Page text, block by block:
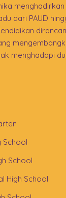
dari PAUD
menghadapi
School
School
High School